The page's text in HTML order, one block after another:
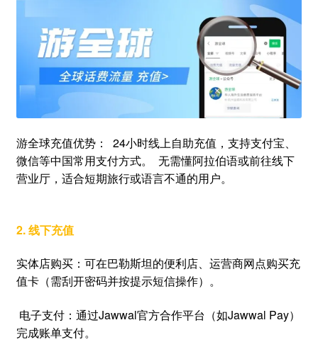
游全球充值优势： 24小时线上自助充值，支持支付宝、
微信等中国常用支付方式。 无需懂阿拉伯语或前往线下
营业厅，适合短期旅行或语言不通的用户。
2. 线下充值
实体店购买：可在巴勒斯坦的便利店、运营商网点购买充
值卡（需刮开密码并按提示短信操作）。
电子支付：通过Jawwal官方合作平台（如Jawwal Pay）
完成账单支付。